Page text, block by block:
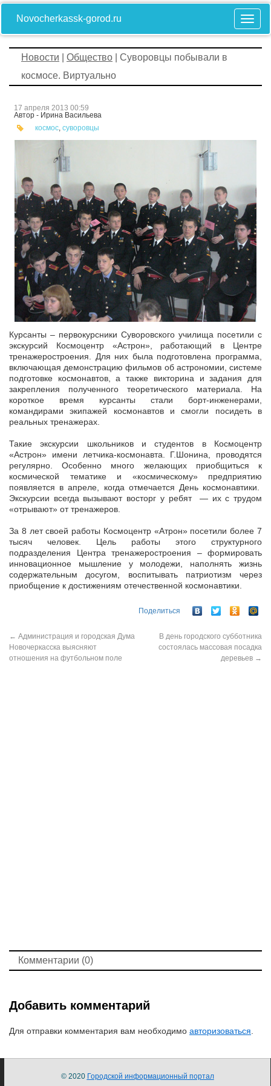
Novocherkassk-gorod.ru
Новости Общество | Суворовцы побывали в
космосе. Виртуально
17 апреля 2013 00:59
Автор - Ирина Васильева
космос, суворовцы
Курсанты – первокурсники Суворовского училища посетили с
экскурсий Космоцентр «Астрон», работающий в Центре
тренажеростроения. Для них была подготовлена программа,
включающая демонстрацию фильмов об астрономии, системе
подготовке космонавтов, а также викторина и задания для
закрепления полученного теоретического материала. На
короткое время курсанты стали борт-инженерами,
командирами экипажей космонавтов и смогли посидеть в
реальных тренажерах.
Такие экскурсии школьников и студентов в Космоцентр
«Астрон» имени летчика-космонавта. Г.Шонина, проводятся
регулярно. Особенно много желающих приобщиться к
космической тематике и «космическому» предприятию
появляется в апреле, когда отмечается День космонавтики.
Экскурсии всегда вызывают восторг у ребят — их с трудом
«отрывают» от тренажеров.
За 8 лет своей работы Космоцентр «Атрон» посетили более 7
тысяч человек. Цель работы этого структурного
подразделения Центра тренажеростроения – формировать
инновационное мышление у молодежи, наполнять жизнь
содержательным досугом, воспитывать патриотизм через
приобщение к достижениям отечественной космонавтики.
Поделиться
← Администрация и городская Дума
Новочеркасска выясняют
отношения на футбольном поле
В день городского субботника
состоялась массовая посадка
деревьев →
Комментарии (0)
Добавить комментарий
Для отправки комментария вам необходимо авторизоваться.
© 2020 Городской информационный портал